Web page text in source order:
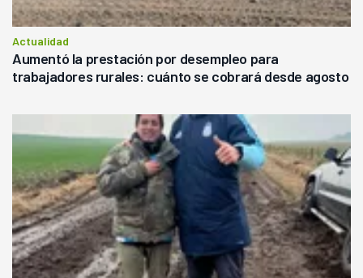
Actualidad
Aumentó la prestación por desempleo para
trabajadores rurales: cuánto se cobrará desde agosto